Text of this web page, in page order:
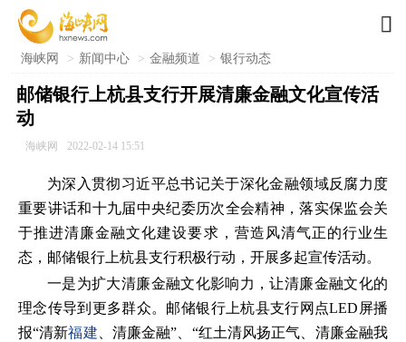

海峡网 > 新闻中心 > 金融频道 > 银行动态
邮储银行上杭县支行开展清廉金融文化宣传活
动
海峡网 2022-02-14 15:51
为深入贯彻习近平总书记关于深化金融领域反腐力度
重要讲话和十九届中央纪委历次全会精神，落实保监会关
于推进清廉金融文化建设要求，营造风清气正的行业生
态，邮储银行上杭县支行积极行动，开展多起宣传活动。
一是为扩大清廉金融文化影响力，让清廉金融文化的
理念传导到更多群众。邮储银行上杭县支行网点LED屏播
报“清新福建 、清廉金融”、“红土清风扬正气、清廉金融我